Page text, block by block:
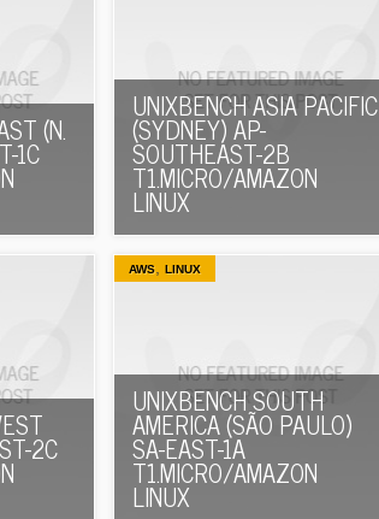
(N.
1C
UNIXBENCH ASIA PACIFIC
(SYDNEY) AP-
SOUTHEAST-2B
T1.MICRO/AMAZON
LINUX
2C
AWS ,LINUX
UNIXBENCH SOUTH
AMERICA (SÃO PAULO)
SA-EAST-1A
T1.MICRO/AMAZON
LINUX